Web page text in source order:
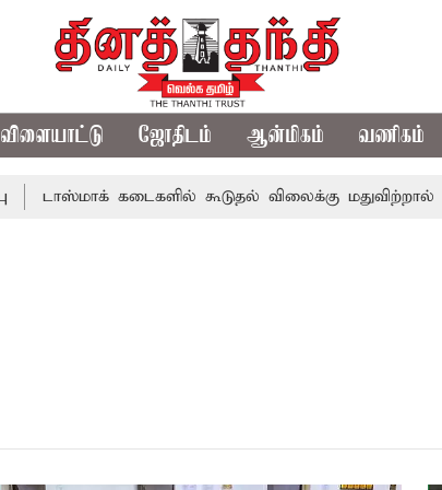
விளையாட்டு ஜோதிடம் ஆன்மிகம் வணிகம்
டாஸ்மாக் கடைகளில் கூடுதல் விலைக்கு மதுவிற்றால்